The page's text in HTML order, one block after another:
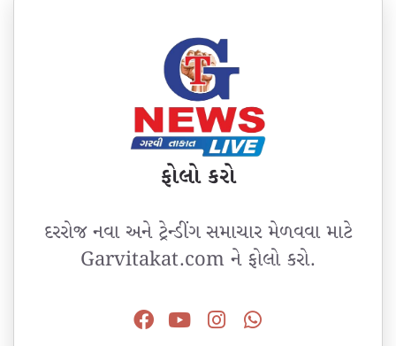
ફોલો કરો
દરરોજ નવા અને ટ્રેન્ડીંગ સમાચાર મેળવવા માટે
Garvitakat.com ને ફોલો કરો.